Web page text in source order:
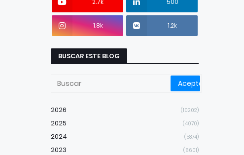
2.7k 500
1.8k 1.2k
BUSCAR ESTE BLOG
2026 (10202)
2025 (4070)
2024 (5874)
2023 (6601)